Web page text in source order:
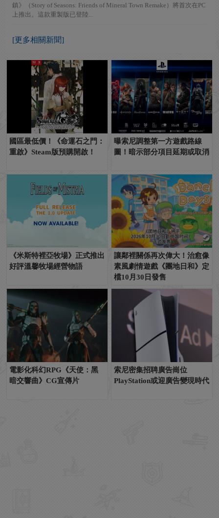
鎮》（Story of Seasons: Friends of Mineral Town Remake）將首次在PC
上推出。這款重製版已登陸...
[更多相關新聞]
國區最低價！《命運石之門：
重啟》Steam版預購開啟！
曝索尼調整第一方遊戲路線
圖！暗示部分項目延期或取消
《米斯特裡亞牧場》正式推出
好評溫馨牧場經營物語
讓鄰裡關係再次偉大！治愈像
素風劇情遊戲《團地日和》定
檔10月30日發售
電影化科幻RPG《天使：黑
暗交響曲》CG宣傳片
索尼密集招聘廣告崗位
PlayStation或迎廣告變現時代